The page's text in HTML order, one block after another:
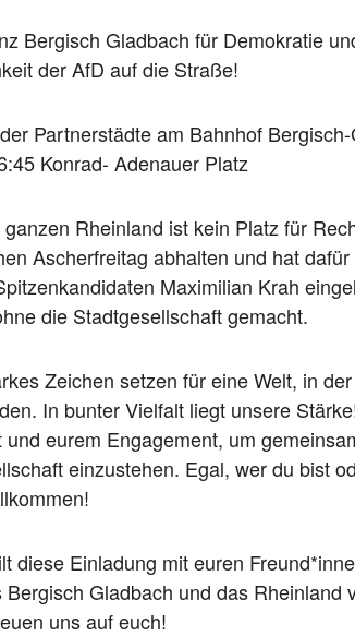
Bergisch Gladbach für Demokratie
der AfD auf die Straße!
Partnerstädte am Bahnhof
Konrad- Adenauer Platz
Rheinland ist kein Platz für
Ascherfreitag abhalten und hat
Maximilian Krah
die Stadtgesellschaft gemacht.
Zeichen setzen für eine Welt, in
In bunter Vielfalt liegt unsere
eurem Engagement, um
einzustehen. Egal, wer du bist
diese Einladung mit euren
Gladbach und das Rheinland
uns auf euch!